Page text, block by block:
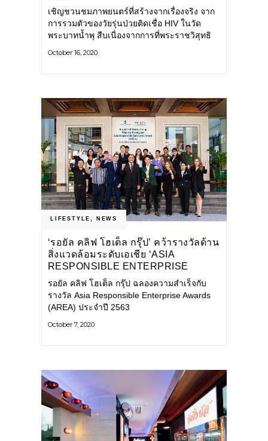
เชิญชวนชมภาพยนตร์ที่สร้างจากเรื่องจริง จาก
การรวมตัวของวัยรุ่นป่วยติดเชื่อ HIV ในวัด
พระบาทน้ำพุ สืบเนื่องจากการที่พระราชวิสุทธิ
จ. ลพบุรี ได้มีดำริให้จัดท้า "โครงการหนังพลัง
October 16, 2020
LIFESTYLE, NEWS
‘รอยัล คลิฟ โฮเต็ล กรุ๊ป’ คว้ารางวัลด้าน
สิ่งแวดล้อมระดับเอเชีย ‘ASIA
RESPONSIBLE ENTERPRISE
AWARDS’ ประจำปี 2563
รอยัล คลิฟ โฮเต็ล กรุ๊ป ฉลองความสำเร็จกับ
รางวัล Asia Responsible Enterprise Awards
(AREA) ประจำปี 2563
October 7, 2020